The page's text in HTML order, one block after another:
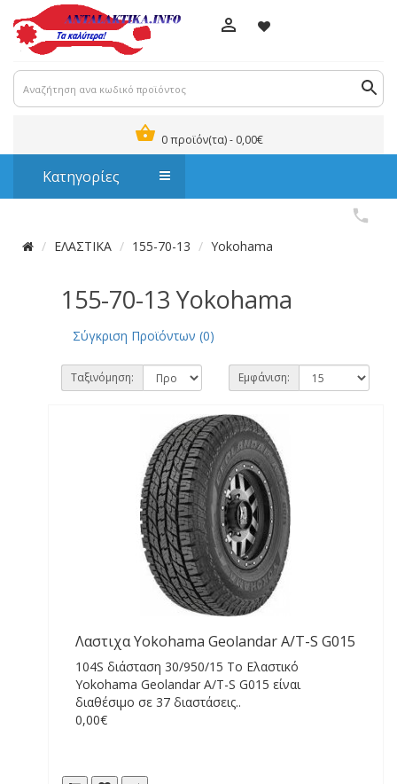
0 προϊόν(τα) - 0,00€
Κατηγορίες
ΕΛΑΣΤΙΚΑ 155-70-13 Yokohama
155-70-13 Yokohama
Σύγκριση Προϊόντων (0)
Ταξινόμηση: Εμφάνιση:
Λαστιχα Yokohama Geolandar A/T-S G015
104S διάσταση 30/950/15 Το Ελαστικό
Yokohama Geolandar A/T-S G015 είναι
διαθέσιμο σε 37 διαστάσεις..
0,00€